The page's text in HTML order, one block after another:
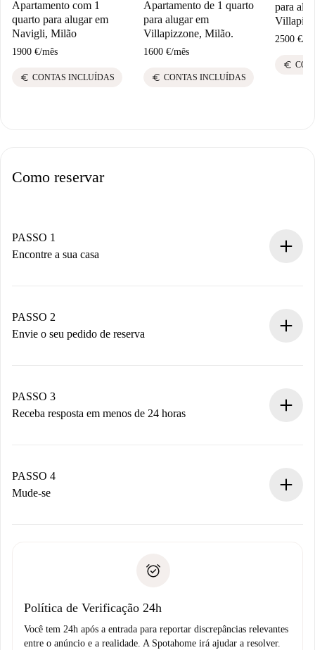
Apartamento com 1
quarto para alugar em
Navigli, Milão
1900 €/mês
euro CONTAS INCLUÍDAS
Apartamento de 1 quarto
para alugar em
Villapizzone, Milão.
1600 €/mês
euro CONTAS INCLUÍDAS
para
2500 €/
euro
Como reservar
PASSO 1
Encontre a sua casa
Você tem todas as informações necessárias
antecipadamente.
PASSO 2
Envie o seu pedido de reserva
Não cobramos nada até que o proprietário confirme.
PASSO 3
Receba resposta em menos de 24 horas
proprietário.
Se recusada: não cobraremos nada e ofereceremos
Débito direto bancário
PASSO 4
Mude-se
não comunicar nenhum problema.
Política de Verificação 24h
Você tem 24h após a entrada para reportar discrepâncias relevantes
entre o anúncio e a realidade. A Spotahome irá ajudar a resolver.